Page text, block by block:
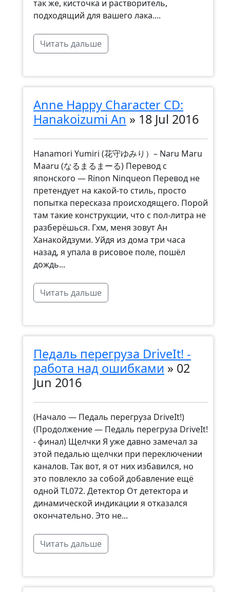
так же, кисточка и растворитель,
подходящий для вашего лака....
Читать дальше
Anne Happy Character CD:
Hanakoizumi An » 18 Jul 2016
Hanamori Yumiri (花守ゆみり）– Naru Maru
Maaru (なるまるまーる) Перевод с
японского — Rinon Ninqueon Перевод не
претендует на какой-то стиль, просто
попытка пересказа происходящего. Порой
там такие конструкции, что с пол-литра не
разберёшься. Гхм, меня зовут Ан
Ханакойдзуми. Уйдя из дома три часа
назад, я упала в рисовое поле, пошёл
дождь...
Читать дальше
Педаль перегруза DriveIt! -
работа над ошибками » 02
Jun 2016
(Начало — Педаль перегруза DriveIt!)
(Продолжение — Педаль перегруза DriveIt!
- финал) Щелчки Я уже давно замечал за
этой педалью щелчки при переключении
каналов. Так вот, я от них избавился, но
это повлекло за собой добавление ещё
одной TL072. Детектор От детектора и
динамической индикации я отказался
окончательно. Это не...
Читать дальше